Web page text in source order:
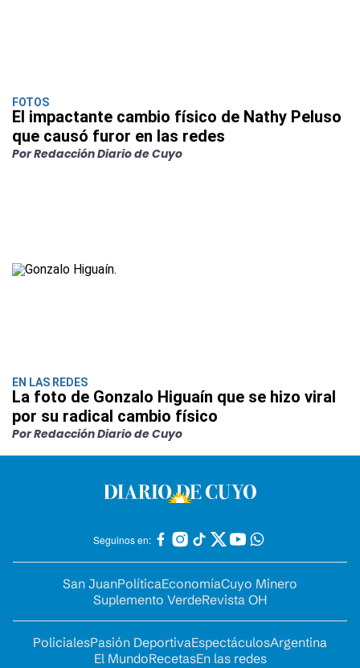
FOTOS
El impactante cambio físico de Nathy Peluso
que causó furor en las redes
Por Redacción Diario de Cuyo
EN LAS REDES
La foto de Gonzalo Higuaín que se hizo viral
por su radical cambio físico
Por Redacción Diario de Cuyo
Seguinos en:
San JuanPolíticaEconomíaCuyo Minero
Suplemento VerdeRevista OH
PolicialesPasión DeportivaEspectáculosArgentina
El MundoRecetasEn las redes